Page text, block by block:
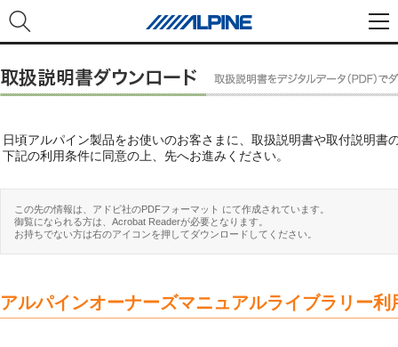
日頃アルパイン製品をお使いのお客さまに、取扱説明書や取付説明書
下記の利用条件に同意の上、先へお進みください。
この先の情報は、アドビ社のPDFフォーマット にて作成されています。
御覧になられる方は、Acrobat Readerが必要となります。
お持ちでない方は右のアイコンを押してダウンロードしてください。
アルパインオーナーズマニュアルライブラリー利